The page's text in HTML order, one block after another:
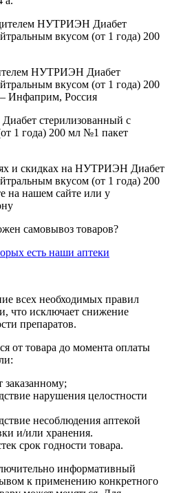
НУТРИЭН Диабет
вкусом (от 1 года) 200
НУТРИЭН Диабет
вкусом (от 1 года) 200
Инфаприм, Россия
стерилизованный с
1 года) 200 мл №1 пакет
и скидках на НУТРИЭН Диабет
вкусом (от 1 года) 200
на нашем сайте или у
самовывоз товаров?
есть наши аптеки
всех необходимых правил
что исключает снижение
препаратов.
от товара до момента оплаты
заказанному;
нарушения целостности
несоблюдения аптекой
и/или хранения.
срок годности товара.
информативный
к применению конкретного